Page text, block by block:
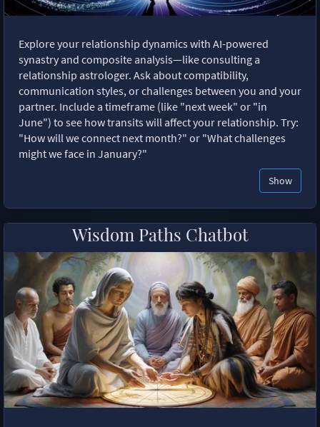
Explore your relationship dynamics with AI-powered
synastry and composite analysis—like consulting a
relationship astrologer. Ask about compatibility,
communication styles, or challenges between you and your
partner. Include a timeframe (like "next week" or "in
June") to see how transits will affect your relationship. Try:
"How will we connect next month?" or "What challenges
might we face in January?"
Show
Wisdom Paths Chatbot